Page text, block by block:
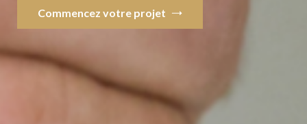
Commencez votre projet